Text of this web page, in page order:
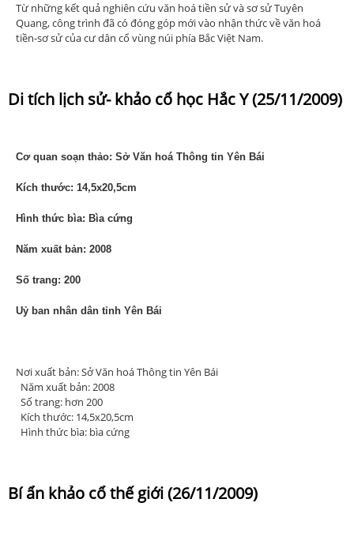
Từ những kết quả nghiên cứu văn hoá tiền sử và sơ sử Tuyên
Quang, công trình đã có đóng góp mới vào nhận thức về văn hoá
tiền-sơ sử của cư dân cổ vùng núi phía Bắc Việt Nam.
Di tích lịch sử- khảo cổ học Hắc Y (25/11/2009)
Cơ quan soạn thảo: Sở Văn hoá Thông tin Yên Bái
Kích thước: 14,5x20,5cm
Hình thức bìa: Bìa cứng
Năm xuất bản: 2008
Số trang: 200
Uỷ ban nhân dân tỉnh Yên Bái
Nơi xuất bản: Sở Văn hoá Thông tin Yên Bái
Năm xuất bản: 2008
Số trang: hơn 200
Kích thước: 14,5x20,5cm
Hình thức bìa: bìa cứng
Bí ẩn khảo cổ thế giới (26/11/2009)